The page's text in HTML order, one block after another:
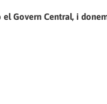
el Govern Central, i